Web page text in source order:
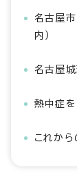
名古屋
内）
名古屋
熱中症を
これか